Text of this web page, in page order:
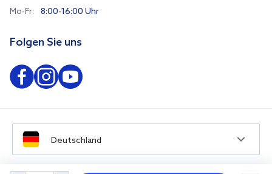
Mo-Fr: 8:00-16:00 Uhr
Folgen Sie uns
Deutschland